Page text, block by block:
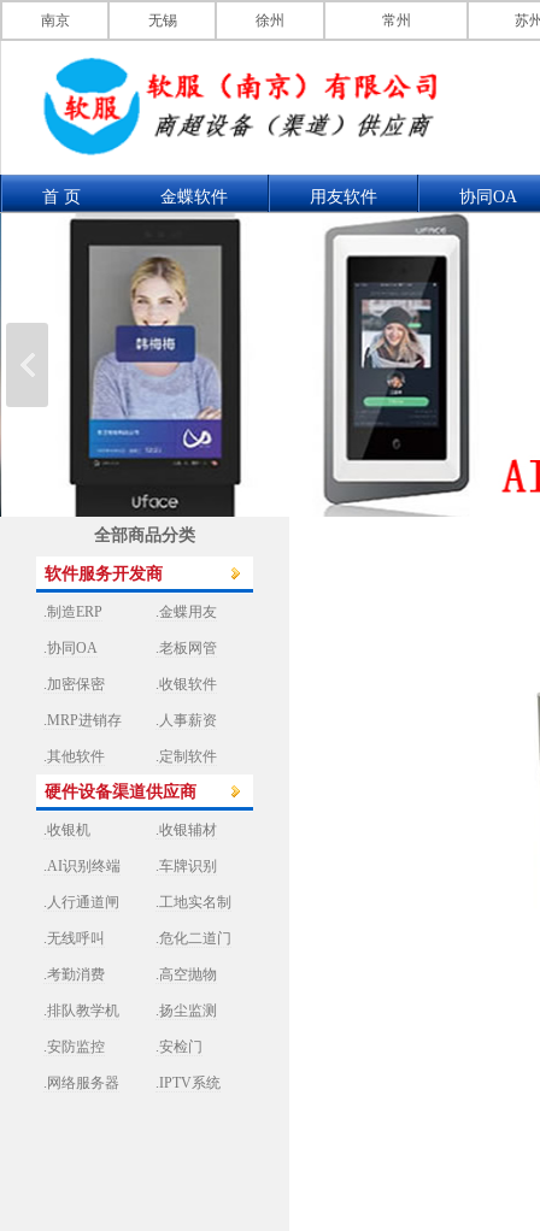
南京 无锡 徐州 常州 苏
首 页 金蝶软件 用友软件 协同OA
全部商品分类
软件服务开发商
.制造ERP .金蝶用友
.协同OA .老板网管
.加密保密 .收银软件
.MRP进销存 .人事薪资
.其他软件 .定制软件
硬件设备渠道供应商
.收银机 .收银辅材
.AI识别终端 .车牌识别
.人行通道闸 .工地实名制
.无线呼叫 .危化二道门
.考勤消费 .高空抛物
.排队教学机 .扬尘监测
.安防监控 .安检门
.网络服务器 .IPTV系统